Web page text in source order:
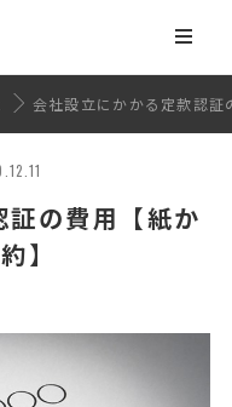
会社設立にかかる定款認
の費用【紙か
】